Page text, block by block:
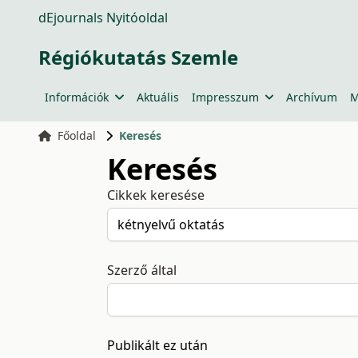
dEjournals Nyitóoldal
Régiókutatás Szemle
Információk Aktuális Impresszum Archívum
Főoldal Keresés
Keresés
Cikkek keresése
Szerző által
Publikált ez után